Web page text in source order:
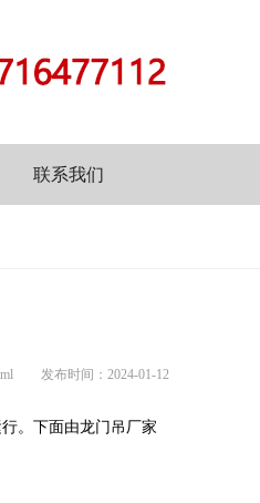
联系我们
发布时间：2024-01-12
。下面由龙门吊厂家